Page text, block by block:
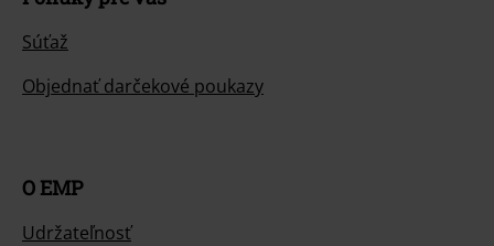
Súťaž
Objednať darčekové poukazy
O EMP
Udržateľnosť